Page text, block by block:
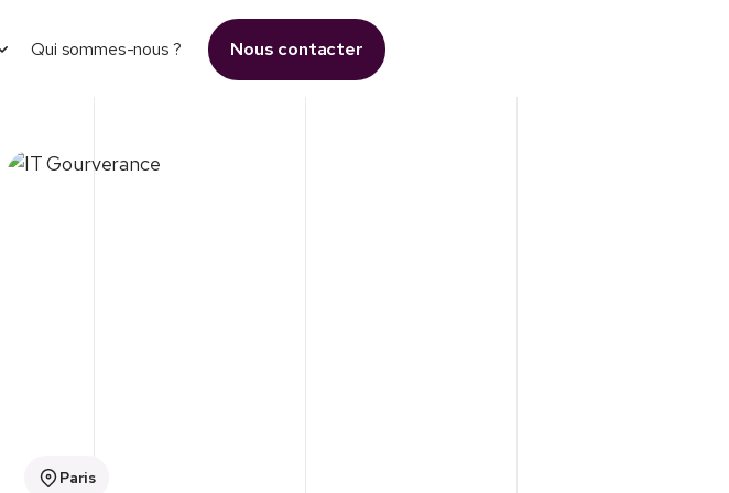
Qui sommes-nous ? Nous contacter
Paris